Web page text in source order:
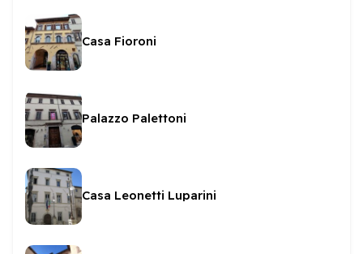
Casa Fioroni
Palazzo Palettoni
Casa Leonetti Luparini